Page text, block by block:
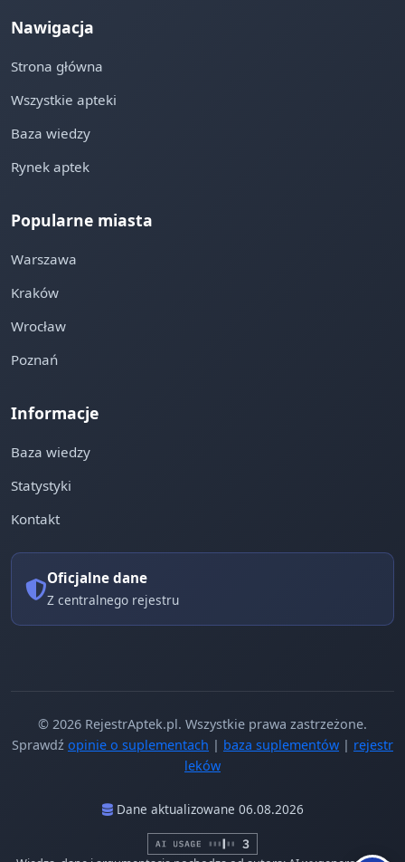
Nawigacja
Strona główna
Wszystkie apteki
Baza wiedzy
Rynek aptek
Popularne miasta
Warszawa
Kraków
Wrocław
Poznań
Informacje
Baza wiedzy
Statystyki
Kontakt
Oficjalne dane
Z centralnego rejestru
© 2026 RejestrAptek.pl. Wszystkie prawa zastrzeżone.
Sprawdź opinie o suplementach | baza suplementów | rejestr
leków
Dane aktualizowane 06.08.2026